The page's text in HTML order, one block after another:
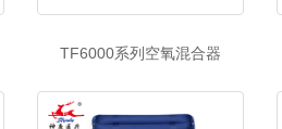
TF6000系列空氧混合器